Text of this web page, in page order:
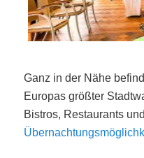
Ganz in der Nähe
Europas größter
Bistros, Restaurants